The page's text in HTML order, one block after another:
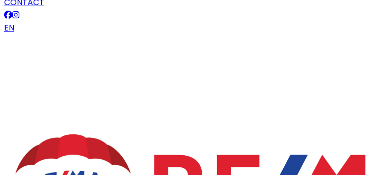
EN